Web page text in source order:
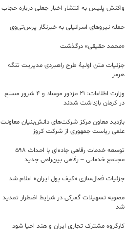
واکنش پلیس به انتشار اخبار جعلی درباره حجاب
حمله نیروهای اسرائیلی به خبرنگار پرس‌تی‌وی
«محمد حقیقی» درگذشت
جزئیات متن اولیۀ طرح راهبردی مدیریت تنگه
هرمز
وزارت اطلاعات: ۲۱ مزدور موساد و ۴ شرور مسلح
در کرمان بازداشت شدند
بازدید معاون مرکز شرکت‌های دانش‌بنیان معاونت
علمی ریاست جمهوری از شرکت کروز
توسعه خدمات رفاهی جاده‌ای با احداث ۵۹۸
مجتمع خدماتی – رفاهی بین‌راهی جدید
جزئیات فعال‌سازی «کیف پول ایران» اعلام شد
مصوبه تسهیلات گمرکی در شرایط اضطرار تمدید
شد
کارگروه مشترک تجاری ایران و هند احیا شود